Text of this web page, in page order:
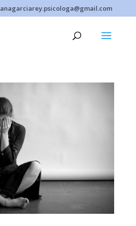
anagarciarey.psicologa@gmail.com